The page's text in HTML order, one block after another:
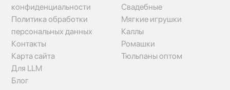
конфиденциальности
Политика обработки
персональных данных
Контакты
Карта сайта
Для LLM
Блог
Свадебные
Мягкие игрушки
Каллы
Ромашки
Тюльпаны оптом